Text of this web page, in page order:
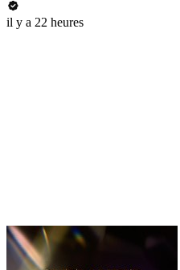
il y a 22 heures